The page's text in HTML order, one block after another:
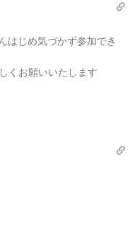
はじめ気づかず参加でき
くお願いいたします